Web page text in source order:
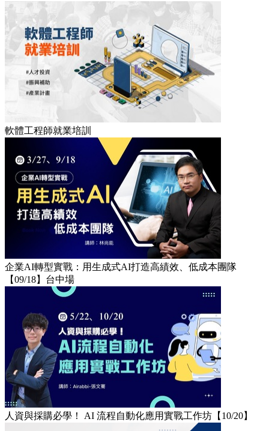
軟體工程師就業培訓
企業AI轉型實戰：用生成式AI打造高績效、低成本團隊
【09/18】台中場
人資與採購必學！ AI 流程自動化應用實戰工作坊【10/20】